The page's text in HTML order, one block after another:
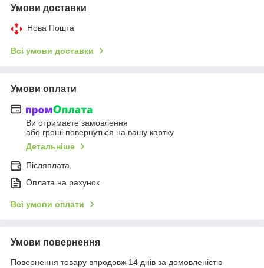
Умови доставки
Нова Пошта
Всі умови доставки
Умови оплати
Ви отримаєте замовлення
або гроші повернуться на вашу картку
Детальніше
Післяплата
Оплата на рахунок
Всі умови оплати
Умови повернення
Повернення товару впродовж 14 днів за домовленістю